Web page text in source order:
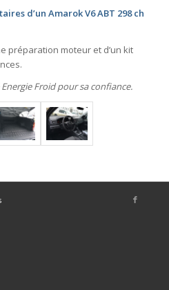
d’un Amarok V6 ABT 298 ch
préparation moteur et d’un kit
Froid pour sa confiance.